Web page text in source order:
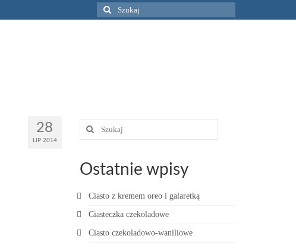
Szuklaj
w:
28
LIP 2014
Szuklaj
Ostatnie wpisy
Ciasto z kremem oreo i galaretką
Ciasteczka czekoladowe
Ciasto czekoladowo-waniliowe